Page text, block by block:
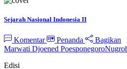
Sejarah Nasional Indonesia II
Komentar Penanda
Bagikan
Marwati Djoened Poesponegoro
Edisi